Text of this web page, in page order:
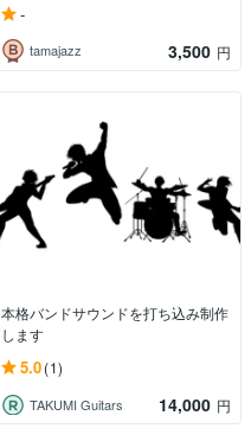
-
tamajazz 3,500 円
本格バンドサウンドを打ち込み制作
します
5.0(1)
TAKUMI Guitars 14,000 円